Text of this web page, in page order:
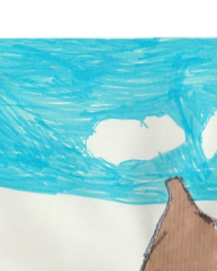
copeaux
Divers -
céramique,